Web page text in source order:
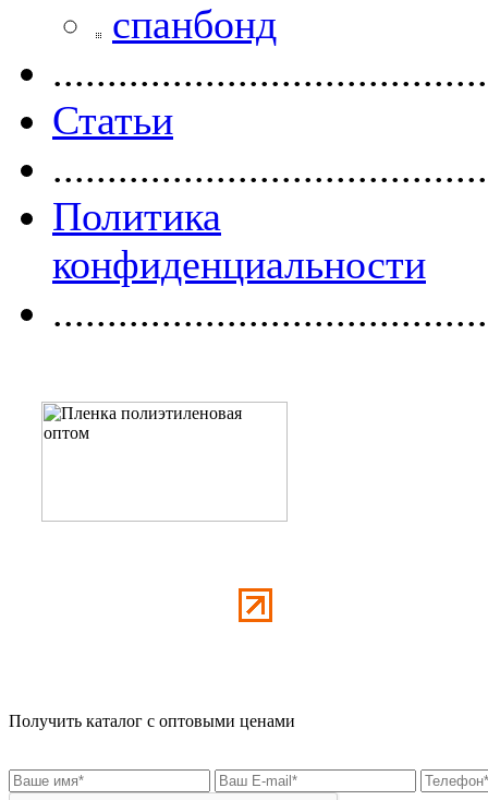
спанбонд
Статьи
Политика
конфиденциальности
Получить каталог с оптовыми ценами